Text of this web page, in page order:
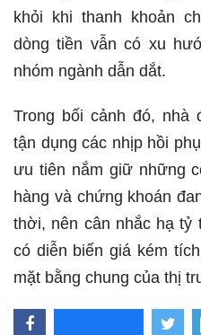
khỏi khi thanh khoản
dòng tiền vẫn có xu
nhóm ngành dẫn dắt.
Trong bối cảnh đó, nhà
tận dụng các nhịp hồi
ưu tiên nắm giữ những
hàng và chứng khoán
thời, nên cân nhắc hạ tỷ
có diễn biến giá kém
mặt bằng chung của thị